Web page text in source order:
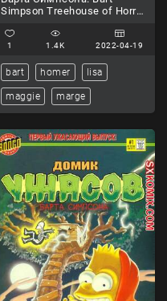
Simpson Treehouse of Horror
1 1.4K 2022-04-19
bart homer lisa
maggie marge